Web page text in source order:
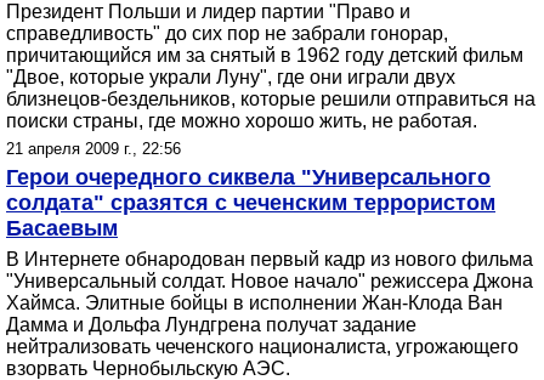
Президент Польши и лидер партии "Право и
справедливость" до сих пор не забрали гонорар,
причитающийся им за снятый в 1962 году детский фильм
"Двое, которые украли Луну", где они играли двух
близнецов-бездельников, которые решили отправиться на
поиски страны, где можно хорошо жить, не работая.
21 апреля 2009 г., 22:56
Герои очередного сиквела "Универсального
солдата" сразятся с чеченским террористом
Басаевым
В Интернете обнародован первый кадр из нового фильма
"Универсальный солдат. Новое начало" режиссера Джона
Хаймса. Элитные бойцы в исполнении Жан-Клода Ван
Дамма и Дольфа Лундгрена получат задание
нейтрализовать чеченского националиста, угрожающего
взорвать Чернобыльскую АЭС.